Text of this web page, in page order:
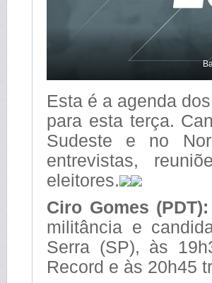
Esta é a agenda
para esta terça.
Sudeste e no
entrevistas,
eleitores.
Ciro Gomes (PDT):
militância e
Serra (SP), às
Record e às 20h45